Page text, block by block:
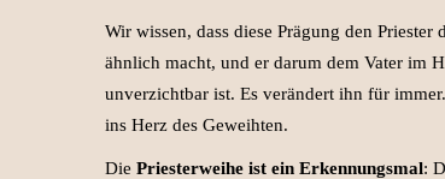
Wir wissen, dass diese Prägung den
ähnlich macht, und er darum dem Vater im
unverzichtbar ist. Es verändert ihn für
ins Herz des Geweihten.
Die Priesterweihe ist ein Erkennungsmal: